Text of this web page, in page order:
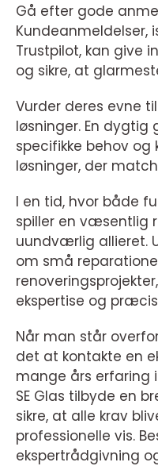
Gå efter gode
Trustpilot, kan give
og sikre, at
Vurder deres evne
løsninger. En
specifikke behov
løsninger, der
I en tid, hvor både
spiller en væsentlig
uundværlig allieret.
om små
ekspertise og
Når man står
det at kontakte en
mange års erfaring
SE Glas tilbyde en
sikre, at alle krav
professionelle vis.
ekspertrådgivning